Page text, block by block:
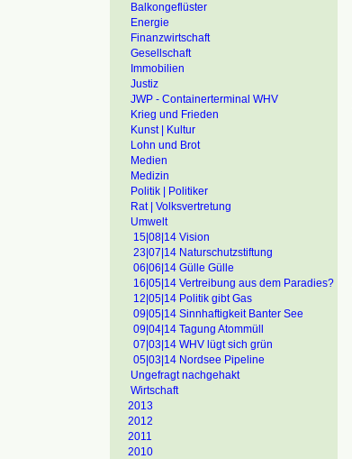
Balkongeflüster
Energie
Finanzwirtschaft
Gesellschaft
Immobilien
Justiz
JWP - Containerterminal WHV
Krieg und Frieden
Kunst | Kultur
Lohn und Brot
Medien
Medizin
Politik | Politiker
Rat | Volksvertretung
Umwelt
15|08|14 Vision
23|07|14 Naturschutzstiftung
06|06|14 Gülle Gülle
16|05|14 Vertreibung aus dem Paradies?
12|05|14 Politik gibt Gas
09|05|14 Sinnhaftigkeit Banter See
09|04|14 Tagung Atommüll
07|03|14 WHV lügt sich grün
05|03|14 Nordsee Pipeline
Ungefragt nachgehakt
Wirtschaft
2013
2012
2011
2010